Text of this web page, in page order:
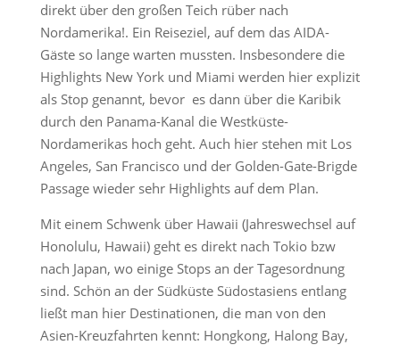
direkt über den großen Teich rüber nach
Nordamerika!. Ein Reiseziel, auf dem das AIDA-
Gäste so lange warten mussten. Insbesondere die
Highlights New York und Miami werden hier explizit
als Stop genannt, bevor es dann über die Karibik
durch den Panama-Kanal die Westküste-
Nordamerikas hoch geht. Auch hier stehen mit Los
Angeles, San Francisco und der Golden-Gate-Brigde
Passage wieder sehr Highlights auf dem Plan.
Mit einem Schwenk über Hawaii (Jahreswechsel auf
Honolulu, Hawaii) geht es direkt nach Tokio bzw
nach Japan, wo einige Stops an der Tagesordnung
sind. Schön an der Südküste Südostasiens entlang
ließt man hier Destinationen, die man von den
Asien-Kreuzfahrten kennt: Hongkong, Halong Bay,